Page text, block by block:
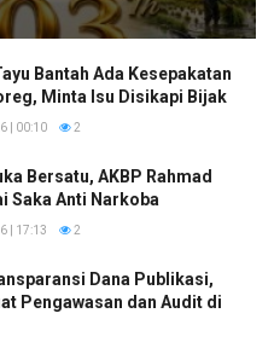
Bantah Ada Kesepakatan
Minta Isu Disikapi Bijak
| 00:10 2
Bersatu, AKBP Rahmad
Saka Anti Narkoba
| 17:13 2
Dana Publikasi,
Pengawasan dan Audit di